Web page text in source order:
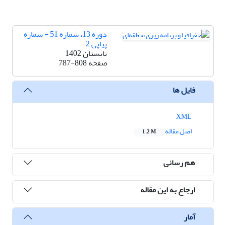
دوره 13، شماره 51 - شماره
پیاپی 2
تابستان 1402
صفحه787-808
فایل ها
اصل مقاله
1.2 M
هم رسانی
ارجاع به این مقاله
آمار